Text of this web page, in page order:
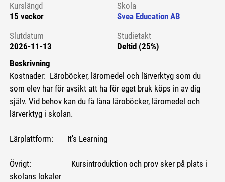
Kurslängd
15 veckor
Skola
Svea Education AB
Slutdatum
2026-11-13
Studietakt
Deltid (25%)
Beskrivning
Kostnader: Läroböcker, läromedel och lärverktyg som du
som elev har för avsikt att ha för eget bruk köps in av dig
själv. Vid behov kan du få låna läroböcker, läromedel och
lärverktyg i skolan.
Lärplattform: It's Learning
Övrigt: Kursintroduktion och prov sker på plats i
skolans lokaler